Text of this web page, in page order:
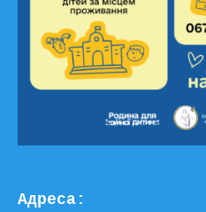
Адреса: